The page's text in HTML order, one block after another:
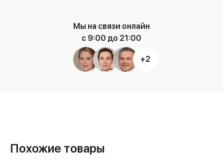
Мы на связи онлайн
с 9:00 до 21:00
+2
Похожие товары